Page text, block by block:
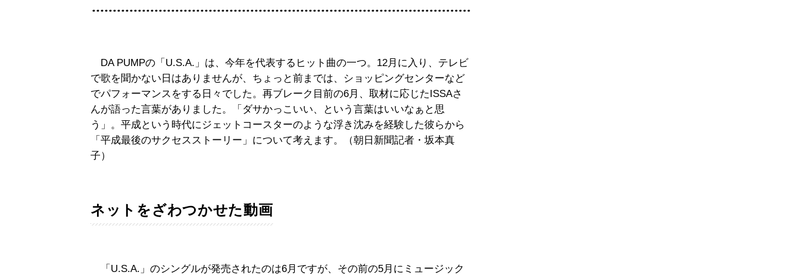
DA PUMPの「U.S.A.」は、今年を代表するヒット曲の一つ。12月に入り、テレビ
で歌を聞かない日はありませんが、ちょっと前までは、ショッピングセンターなど
でパフォーマンスをする日々でした。再ブレーク目前の6月、取材に応じたISSAさ
んが語った言葉がありました。「ダサかっこいい、という言葉はいいなぁと思
う」。平成という時代にジェットコースターのような浮き沈みを経験した彼らから
「平成最後のサクセスストーリー」について考えます。（朝日新聞記者・坂本真
子）
ネットをざわつかせた動画
「U.S.A.」のシングルが発売されたのは6月ですが、その前の5月にミュージック